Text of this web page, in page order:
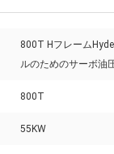
800T Hフレーム
ルのためのサーボ油
800T
55KW